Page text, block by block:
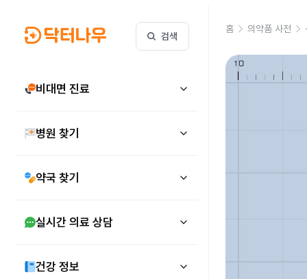
검색
비대면 진료
병원 찾기
약국 찾기
실시간 의료 상담
건강 정보
홈 의약품 사전